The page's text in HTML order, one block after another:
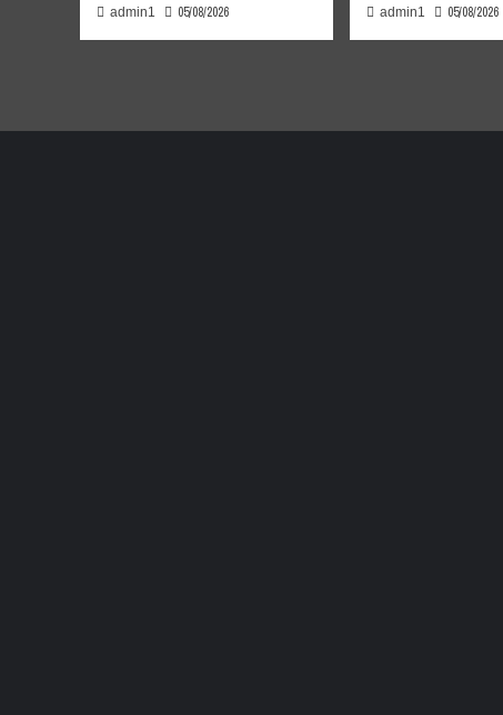
admin1 05/08/2026 admin1 05/08/2026